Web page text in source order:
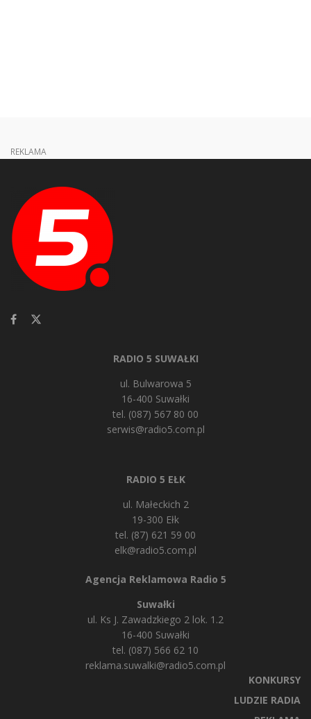
REKLAMA
RADIO 5 SUWAŁKI
ul. Bulwarowa 5
16-400 Suwałki
tel. (087) 567 80 00
serwis@radio5.com.pl
RADIO 5 EŁK
ul. Małeckich 2
19-300 Ełk
tel. (87) 621 59 00
elk@radio5.com.pl
Agencja Reklamowa Radio 5
Suwałki
ul. Ks J. Zawadzkiego 2 lok. 1.2
16-400 Suwałki
tel. (087) 566 62 10
reklama.suwalki@radio5.com.pl
KONKURSY
LUDZIE RADIA